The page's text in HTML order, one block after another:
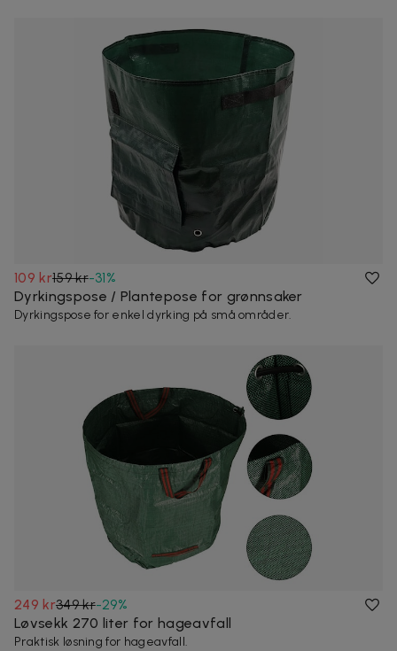
109 kr159 kr-31%
Dyrkingspose / Plantepose for grønnsaker
Dyrkingspose for enkel dyrking på små områder.
249 kr349 kr-29%
Løvsekk 270 liter for hageavfall
Praktisk løsning for hageavfall.